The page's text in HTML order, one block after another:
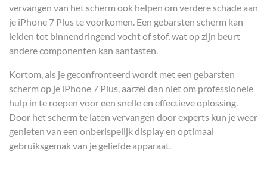
vervangen van het scherm ook helpen om verdere schade aan
je iPhone 7 Plus te voorkomen. Een gebarsten scherm kan
leiden tot binnendringend vocht of stof, wat op zijn beurt
andere componenten kan aantasten.
Kortom, als je geconfronteerd wordt met een gebarsten
scherm op je iPhone 7 Plus, aarzel dan niet om professionele
hulp in te roepen voor een snelle en effectieve oplossing.
Door het scherm te laten vervangen door experts kun je weer
genieten van een onberispelijk display en optimaal
gebruiksgemak van je geliefde apparaat.